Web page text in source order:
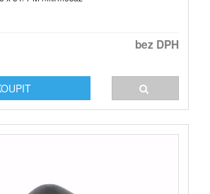
bez DPH